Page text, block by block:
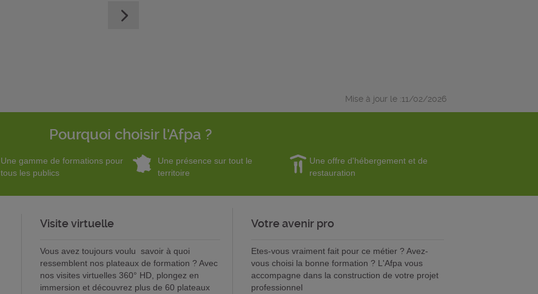
Mise à jour le :11/02/2026
Pourquoi choisir l'Afpa ?
Une gamme de formations pour
tous les publics
Une présence sur tout le
territoire
Une offre d'hébergement et de
restauration
Visite virtuelle
Vous avez toujours voulu savoir à quoi
ressemblent nos plateaux de formation ? Avec
nos visites virtuelles 360° HD, plongez en
immersion et découvrez plus de 60 plateaux
Votre avenir pro
Etes-vous vraiment fait pour ce métier ? Avez-
vous choisi la bonne formation ? L'Afpa vous
accompagne dans la construction de votre projet
professionnel